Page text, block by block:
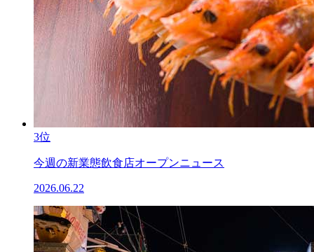
3位
今週の新業態飲食店オープンニュース
2026.06.22